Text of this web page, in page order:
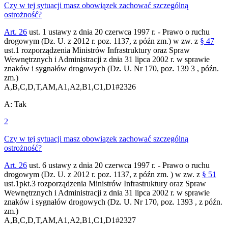
Czy w tej sytuacji masz obowiązek zachować szczególną
ostrożność?
Art. 26 ust. 1 ustawy z dnia 20 czerwca 1997 r. - Prawo o ruchu
drogowym (Dz. U. z 2012 r. poz. 1137, z późn zm.) w zw. z § 47
ust.1 rozporządzenia Ministrów Infrastruktury oraz Spraw
Wewnętrznych i Administracji z dnia 31 lipca 2002 r. w sprawie
znaków i sygnałów drogowych (Dz. U. Nr 170, poz. 139 3 , późn.
zm.)
A,B,C,D,T,AM,A1,A2,B1,C1,D1#2326
A: Tak
2
Czy w tej sytuacji masz obowiązek zachować szczególną
ostrożność?
Art. 26 ust. 6 ustawy z dnia 20 czerwca 1997 r. - Prawo o ruchu
drogowym (Dz. U. z 2012 r. poz. 1137, z późn zm. ) w zw. z § 51
ust.1pkt.3 rozporządzenia Ministrów Infrastruktury oraz Spraw
Wewnętrznych i Administracji z dnia 31 lipca 2002 r. w sprawie
znaków i sygnałów drogowych (Dz. U. Nr 170, poz. 1393 , z późn.
zm.)
A,B,C,D,T,AM,A1,A2,B1,C1,D1#2327